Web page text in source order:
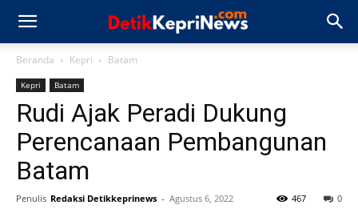
Beranda Kepri Batam
Kepri Batam
Rudi Ajak Peradi Dukung
Perencanaan Pembangunan
Batam
Penulis Redaksi Detikkeprinews - Agustus 6, 2022 0
467